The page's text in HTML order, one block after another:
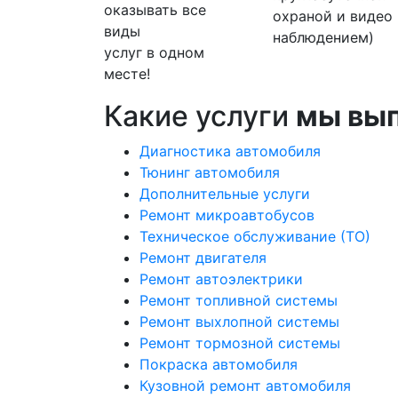
оказывать все
виды
услуг в одном
месте!
охраной и видео
наблюдением)
Какие услуги мы
Диагностика автомобиля
Тюнинг автомобиля
Дополнительные услуги
Ремонт микроавтобусов
Техническое обслуживание (ТО)
Ремонт двигателя
Ремонт автоэлектрики
Ремонт топливной системы
Ремонт выхлопной системы
Ремонт тормозной системы
Покраска автомобиля
Кузовной ремонт автомобиля